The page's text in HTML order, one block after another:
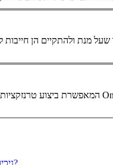
הפנימו שעל מנת ולהתקיים הן